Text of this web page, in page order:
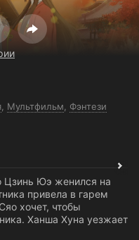
Мультфильм
Фэнтези
Цзинь Юэ женился на
привела в гарем
хочет, чтобы
Ханша Хуна уезжает